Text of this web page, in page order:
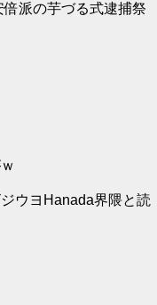
派の芋づる式逮捕祭
ウヨHanada界隈と読